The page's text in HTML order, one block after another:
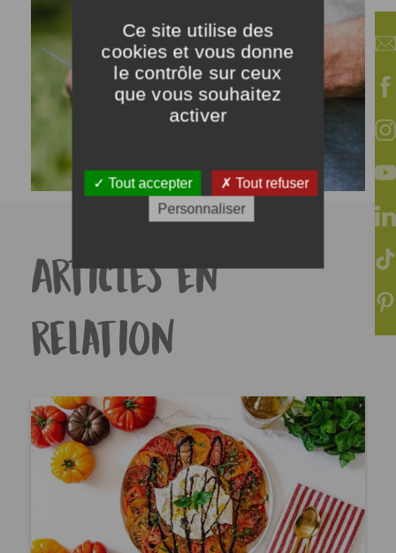
Articles en
relation
Ce site utilise des
cookies et vous donne
le contrôle sur ceux
que vous souhaitez
activer
Tout accepter
Tout refuser
Personnaliser